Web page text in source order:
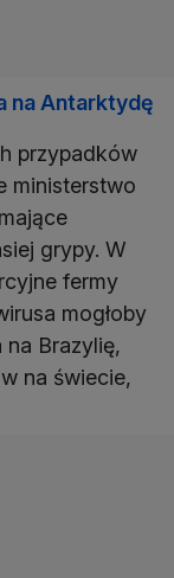
na Antarktydę
przypadków
ministerstwo
grypy. W
fermy
mogłoby
na Brazylię,
na świecie,